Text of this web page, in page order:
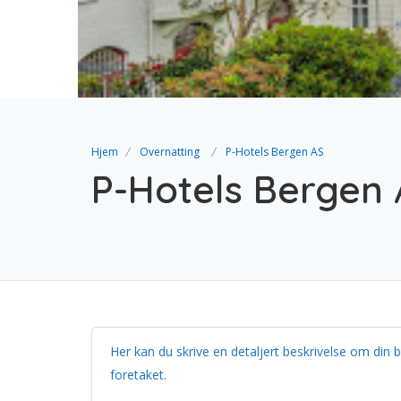
Hjem Overnatting P-Hotels Bergen AS
P-Hotels Bergen
Her kan du skrive en detaljert beskrivelse om
foretaket.